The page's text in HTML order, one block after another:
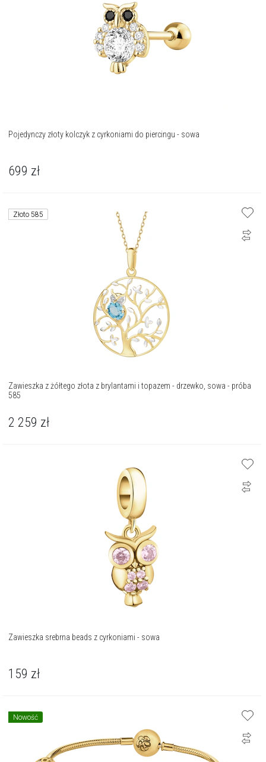
Pojedynczy złoty kolczyk z cyrkoniami do piercingu - sowa
699 zł
Złoto 585
Zawieszka z żółtego złota z brylantami i topazem - drzewko, sowa - próba
585
2 259 zł
Zawieszka srebrna beads z cyrkoniami - sowa
159 zł
Nowość